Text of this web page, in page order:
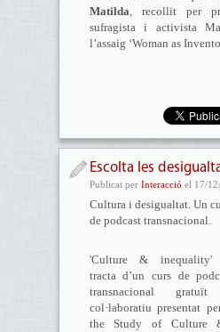
Matilda, recollit per
sufragista i activista
l’assaig ‘Woman as
Escolta les
Publicat per Interacció el 17/
Cultura i desigualtat. Un
de podcast transnacional.
'Culture & inequality'
tracta d’un curs de
transnacional
col·laboratiu presentat
the Study of Culture